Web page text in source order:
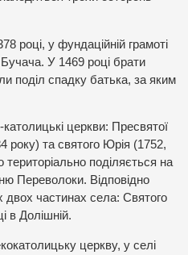
році, у фундаційній грамоті
У 1469 році брати
поділ спадку батька, за яким
католицькі церкви: Пресвятої
року) та святого Юрія (1752,
поділяється на
Переволоки. Відповідно
частинах села: Святого
в Долішній.
церкву, у селі